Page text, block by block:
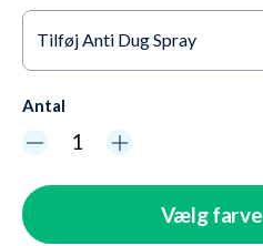
Lyserød
Grøn
Tilføj Anti Dug Spray
Antal
Vælg farve